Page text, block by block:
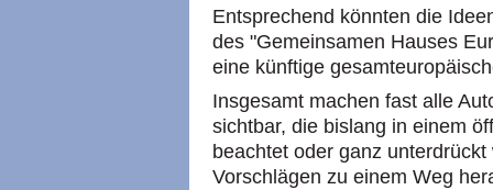
Entsprechend könnten die
des "Gemeinsamen Hauses
eine künftige
Insgesamt machen fast alle
sichtbar, die bislang in einem
beachtet oder ganz
Vorschlägen zu einem Weg